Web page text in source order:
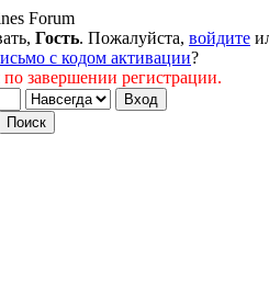
Гость. Пожалуйста, войдите
с кодом активации?
завершении регистрации.